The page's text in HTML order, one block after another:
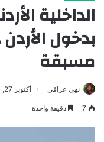
الداخلية
بدخول
مسبقة
نهى عراقي أكتوبر 27, 2024
7 دقيقة واحدة